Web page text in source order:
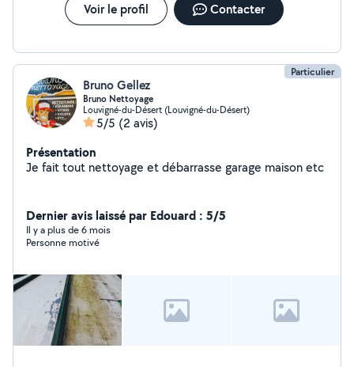
Voir le profil Contacter
Particulier
Bruno Gellez
Bruno Nettoyage
Louvigné-du-Désert (Louvigné-du-Désert)
5/5 (2 avis)
Présentation
Je fait tout nettoyage et débarrasse garage maison etc
Dernier avis laissé par Edouard : 5/5
Il y a plus de 6 mois
Personne motivé